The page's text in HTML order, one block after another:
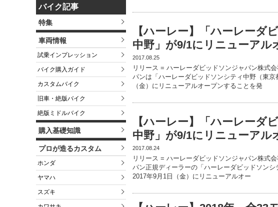
バイク記事
特集
車両情報
試乗インプレッション
バイク購入ガイド
カスタムバイク
旧車・絶版バイク
絶版ミドルバイク
購入基礎知識
プロが造るカスタム
ホンダ
ヤマハ
スズキ
【ハーレー】「ハーレーダ
中野」が9/1にリニューアル
2017.08.25
リリース = ハーレーダビッドソンジャパン株式
パンは「ハーレーダビッドソンシティ中野（東京
（金）にリニューアルオープンすることを発
【ハーレー】「ハーレーダ
中野」が9/1にリニューアル
2017.08.24
リリース = ハーレーダビッドソンジャパン株式
パン正規ディーラーの「ハーレーダビッドソン
2017年9月1日（金）にリニューアルオー